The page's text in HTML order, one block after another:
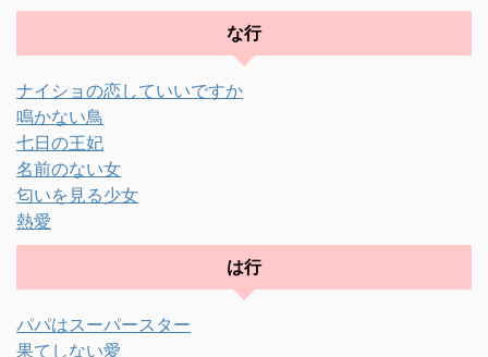
な行
ナイショの恋していいですか
鳴かない鳥
七日の王妃
名前のない女
匂いを見る少女
熱愛
は行
パパはスーパースター
果てしない愛